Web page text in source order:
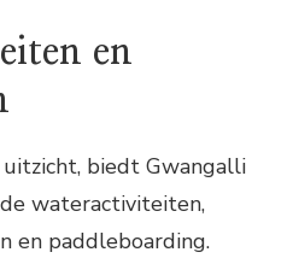
en
biedt Gwangalli
wateractiviteiten,
en paddleboarding.